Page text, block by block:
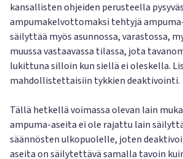
kansallisten ohjeiden perusteella
ampumakelvottomaksi tehtyjä
säilyttää myös asunnossa, varastossa,
muussa vastaavassa tilassa, jota
lukittuna silloin kun siellä ei oleskella.
mahdollistettaisiin tykkien deaktivointi.
Tällä hetkellä voimassa olevan lain
ampuma-aseita ei ole rajattu lain
säännösten ulkopuolelle, joten
aseita on säilytettävä samalla tavoin